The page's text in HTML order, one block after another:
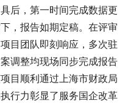
后，第一时间完成数据更
，报告如期定稿。在评审
目团队即刻响应，多次驻
调整均现场同步完成报告
目顺利通过上海市财政局
行力彰显了服务国企改革